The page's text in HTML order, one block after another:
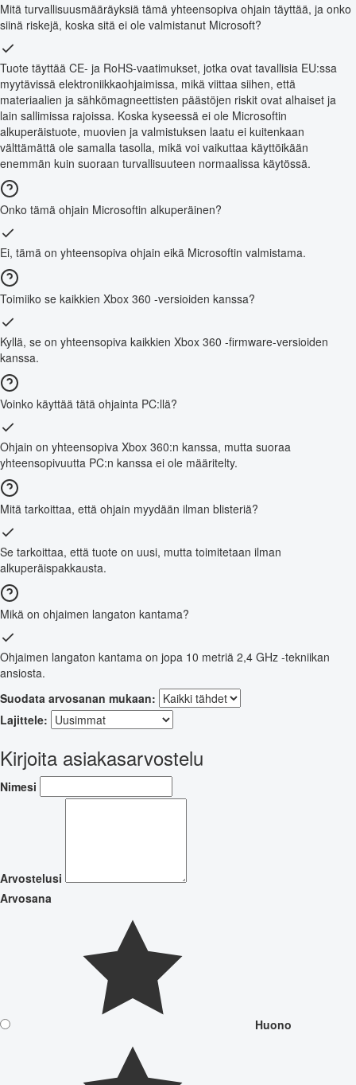
Mitä turvallisuusmääräyksiä tämä yhteensopiva ohjain täyttää, ja onko
siinä riskejä, koska sitä ei ole valmistanut Microsoft?
Tuote täyttää CE- ja RoHS-vaatimukset, jotka ovat tavallisia EU:ssa
myytävissä elektroniikkaohjaimissa, mikä viittaa siihen, että
materiaalien ja sähkömagneettisten päästöjen riskit ovat alhaiset ja
lain sallimissa rajoissa. Koska kyseessä ei ole Microsoftin
alkuperäistuote, muovien ja valmistuksen laatu ei kuitenkaan
välttämättä ole samalla tasolla, mikä voi vaikuttaa käyttöikään
enemmän kuin suoraan turvallisuuteen normaalissa käytössä.
Onko tämä ohjain Microsoftin alkuperäinen?
Ei, tämä on yhteensopiva ohjain eikä Microsoftin valmistama.
Toimiiko se kaikkien Xbox 360 -versioiden kanssa?
Kyllä, se on yhteensopiva kaikkien Xbox 360 -firmware-versioiden
kanssa.
Voinko käyttää tätä ohjainta PC:llä?
Ohjain on yhteensopiva Xbox 360:n kanssa, mutta suoraa
yhteensopivuutta PC:n kanssa ei ole määritelty.
Mitä tarkoittaa, että ohjain myydään ilman blisteriä?
Se tarkoittaa, että tuote on uusi, mutta toimitetaan ilman
alkuperäispakkausta.
Mikä on ohjaimen langaton kantama?
Ohjaimen langaton kantama on jopa 10 metriä 2,4 GHz -tekniikan
ansiosta.
Suodata arvosanan mukaan:
Lajittele:
Kirjoita asiakasarvostelu
Nimesi
Arvostelusi
Arvosana
Huono